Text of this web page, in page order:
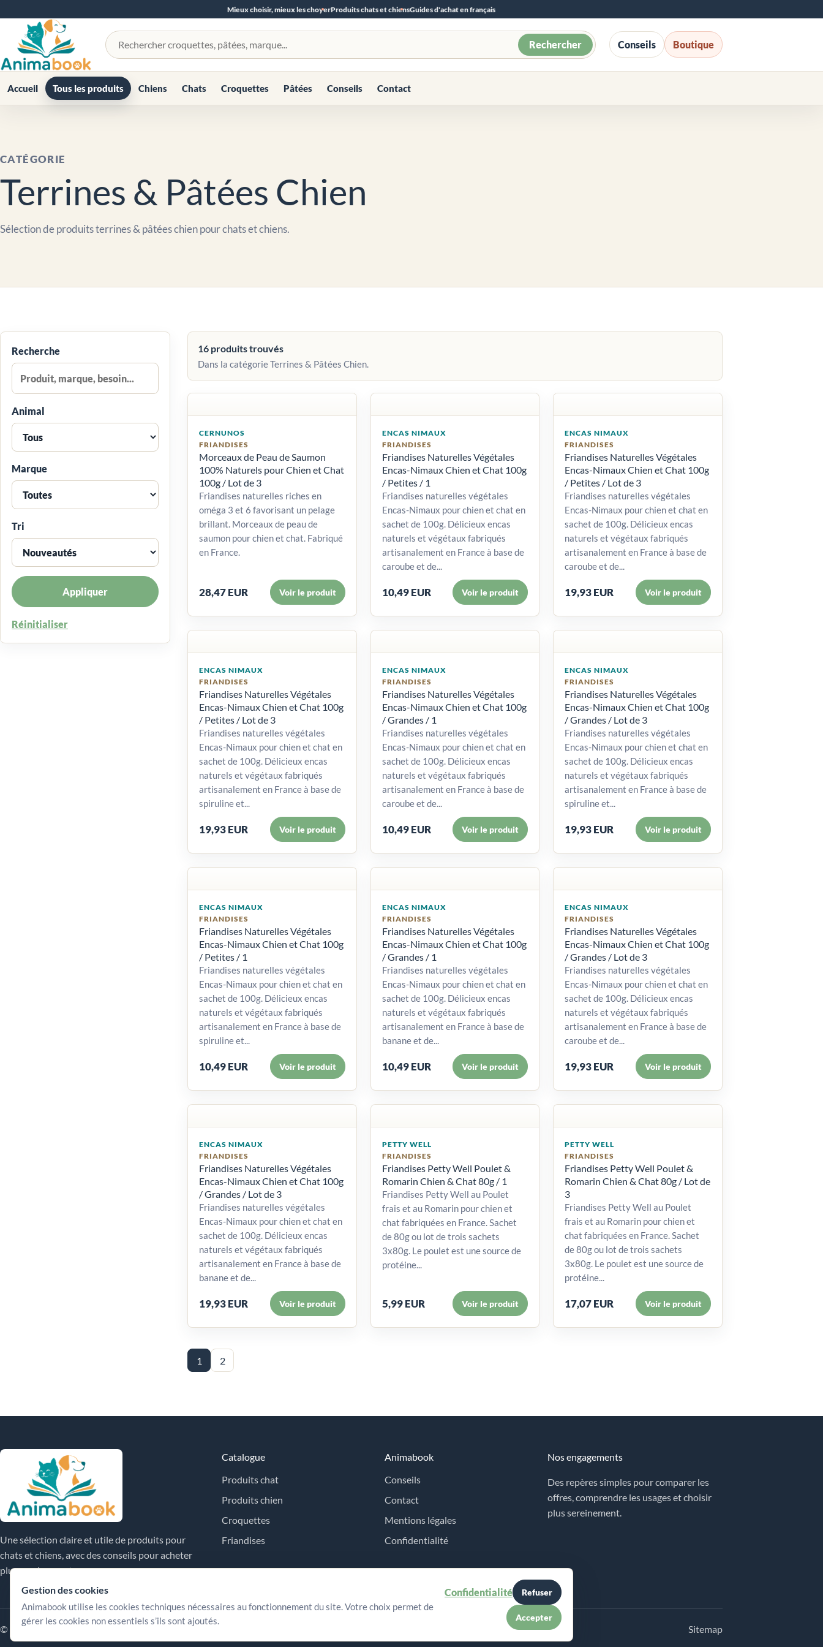
Mieux choisir, mieux les choyerProduits chats et chiensGuides d'achat en français
Rechercher un produit Rechercher Conseils Boutique
Accueil Tous les produits Chiens Chats Croquettes Pâtées Conseils Contact
CATÉGORIE
Terrines & Pâtées Chien
Sélection de produits terrines & pâtées chien pour chats et chiens.
Recherche
Animal
Marque
Tri
Appliquer
Réinitialiser
16 produits trouvés
Dans la catégorie Terrines & Pâtées Chien.
CERNUNOS
FRIANDISES
Morceaux de Peau de Saumon
100% Naturels pour Chien et Chat
100g / Lot de 3
Friandises naturelles riches en
oméga 3 et 6 favorisant un pelage
brillant. Morceaux de peau de
saumon pour chien et chat. Fabriqué
en France.
28,47 EUR Voir le produit
ENCAS NIMAUX
FRIANDISES
Friandises Naturelles Végétales
Encas-Nimaux Chien et Chat 100g
/ Petites / 1
Friandises naturelles végétales
Encas-Nimaux pour chien et chat en
sachet de 100g. Délicieux encas
naturels et végétaux fabriqués
artisanalement en France à base de
caroube et de...
10,49 EUR Voir le produit
ENCAS NIMAUX
FRIANDISES
Friandises Naturelles Végétales
Encas-Nimaux Chien et Chat 100g
/ Petites / Lot de 3
Friandises naturelles végétales
Encas-Nimaux pour chien et chat en
sachet de 100g. Délicieux encas
naturels et végétaux fabriqués
artisanalement en France à base de
caroube et de...
19,93 EUR Voir le produit
ENCAS NIMAUX
FRIANDISES
Friandises Naturelles Végétales
Encas-Nimaux Chien et Chat 100g
/ Petites / Lot de 3
Friandises naturelles végétales
Encas-Nimaux pour chien et chat en
sachet de 100g. Délicieux encas
naturels et végétaux fabriqués
artisanalement en France à base de
spiruline et...
19,93 EUR Voir le produit
ENCAS NIMAUX
FRIANDISES
Friandises Naturelles Végétales
Encas-Nimaux Chien et Chat 100g
/ Grandes / 1
Friandises naturelles végétales
Encas-Nimaux pour chien et chat en
sachet de 100g. Délicieux encas
naturels et végétaux fabriqués
artisanalement en France à base de
caroube et de...
10,49 EUR Voir le produit
ENCAS NIMAUX
FRIANDISES
Friandises Naturelles Végétales
Encas-Nimaux Chien et Chat 100g
/ Grandes / Lot de 3
Friandises naturelles végétales
Encas-Nimaux pour chien et chat en
sachet de 100g. Délicieux encas
naturels et végétaux fabriqués
artisanalement en France à base de
spiruline et...
19,93 EUR Voir le produit
ENCAS NIMAUX
FRIANDISES
Friandises Naturelles Végétales
Encas-Nimaux Chien et Chat 100g
/ Petites / 1
Friandises naturelles végétales
Encas-Nimaux pour chien et chat en
sachet de 100g. Délicieux encas
naturels et végétaux fabriqués
artisanalement en France à base de
spiruline et...
10,49 EUR Voir le produit
ENCAS NIMAUX
FRIANDISES
Friandises Naturelles Végétales
Encas-Nimaux Chien et Chat 100g
/ Grandes / 1
Friandises naturelles végétales
Encas-Nimaux pour chien et chat en
sachet de 100g. Délicieux encas
naturels et végétaux fabriqués
artisanalement en France à base de
banane et de...
10,49 EUR Voir le produit
ENCAS NIMAUX
FRIANDISES
Friandises Naturelles Végétales
Encas-Nimaux Chien et Chat 100g
/ Grandes / Lot de 3
Friandises naturelles végétales
Encas-Nimaux pour chien et chat en
sachet de 100g. Délicieux encas
naturels et végétaux fabriqués
artisanalement en France à base de
caroube et de...
19,93 EUR Voir le produit
ENCAS NIMAUX
FRIANDISES
Friandises Naturelles Végétales
Encas-Nimaux Chien et Chat 100g
/ Grandes / Lot de 3
Friandises naturelles végétales
Encas-Nimaux pour chien et chat en
sachet de 100g. Délicieux encas
naturels et végétaux fabriqués
artisanalement en France à base de
banane et de...
19,93 EUR Voir le produit
PETTY WELL
FRIANDISES
Friandises Petty Well Poulet &
Romarin Chien & Chat 80g / 1
Friandises Petty Well au Poulet
frais et au Romarin pour chien et
chat fabriquées en France. Sachet
de 80g ou lot de trois sachets
3x80g. Le poulet est une source de
protéine...
5,99 EUR Voir le produit
PETTY WELL
FRIANDISES
Friandises Petty Well Poulet &
Romarin Chien & Chat 80g / Lot de
3
Friandises Petty Well au Poulet
frais et au Romarin pour chien et
chat fabriquées en France. Sachet
de 80g ou lot de trois sachets
3x80g. Le poulet est une source de
protéine...
17,07 EUR Voir le produit
1 2
Une sélection claire et utile de produits pour
chats et chiens, avec des conseils pour acheter
plus sereinement.
Catalogue
Produits chat
Produits chien
Croquettes
Friandises
Animabook
Conseils
Contact
Mentions légales
Confidentialité
Nos engagements
Des repères simples pour comparer les
offres, comprendre les usages et choisir
plus sereinement.
© 2026 Animabook Sitemap
Gestion des cookies
Animabook utilise les cookies techniques nécessaires au fonctionnement du site. Votre choix permet de
gérer les cookies non essentiels s’ils sont ajoutés.
Confidentialité Refuser
Accepter